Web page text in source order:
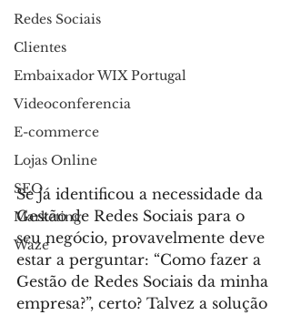
Redes Sociais
Clientes
Embaixador WIX Portugal
Videoconferencia
E-commerce
Lojas Online
SEO
Marketing
Waze
Se já identificou a necessidade da
Gestão de Redes Sociais para o
seu negócio, provavelmente deve
estar a perguntar: “Como fazer a
Gestão de Redes Sociais da minha
empresa?”, certo? Talvez a solução